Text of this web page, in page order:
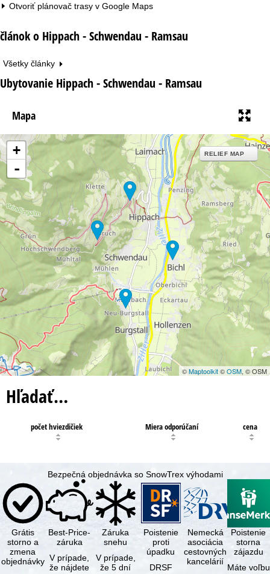
Otvoriť plánovač trasy v Google Maps
článok o Hippach - Schwendau - Ramsau
Všetky články
Ubytovanie Hippach - Schwendau - Ramsau
Mapa
+
-
RELIEF MAP
©Maptoolkit©OSM, © OSM
Hľadať…
počet hviezdičiek Miera odporúčaní cena
Bezpečná objednávka so SnowTrex výhodami
Grátis
storno a
zmena
objednávky
Best-Price-
záruka
V prípade,
že nájdete
Záruka
snehu
V prípade,
že 5 dní
Poistenie
proti
úpadku
DRSF
Nemecká
asociácia
cestovných
kancelárií
Poistenie
storna
zájazdu
Máte voľbu